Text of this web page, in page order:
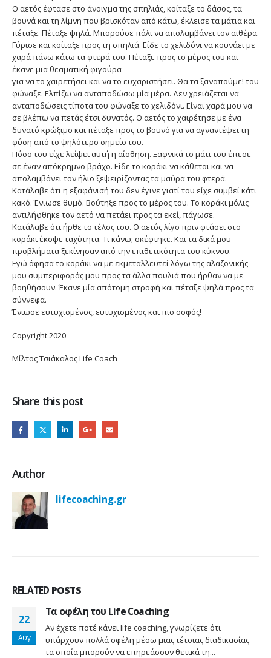
Ο αετός έφτασε στο άνοιγμα της σπηλιάς, κοίταξε το δάσος, τα
βουνά και τη λίμνη που βρισκόταν από κάτω, έκλεισε τα μάτια και
πέταξε. Πέταξε ψηλά. Μπορούσε πάλι να απολαμβάνει τον αιθέρα.
Γύρισε και κοίταξε προς τη σπηλιά. Είδε το χελιδόνι να κουνάει με
χαρά πάνω κάτω τα φτερά του. Πέταξε προς το μέρος του και
έκανε μια θεαματική φιγούρα
για να το χαιρετήσει και να το ευχαριστήσει. Θα τα ξαναπούμε! του
φώναξε. Ελπίζω να ανταποδώσω μία μέρα. Δεν χρειάζεται να
ανταποδώσεις τίποτα του φώναξε το χελιδόνι. Είναι χαρά μου να
σε βλέπω να πετάς έτσι δυνατός. Ο αετός το χαιρέτησε με ένα
δυνατό κρώξιμο και πέταξε προς το βουνό για να αγναντέψει τη
φύση από το ψηλότερο σημείο του.
Πόσο του είχε λείψει αυτή η αίσθηση. Ξαφνικά το μάτι του έπεσε
σε έναν απόκρημνο βράχο. Είδε το κοράκι να κάθεται και να
απολαμβάνει τον ήλιο ξεψειρίζοντας τα μαύρα του φτερά.
Κατάλαβε ότι η εξαφάνισή του δεν έγινε γιατί του είχε συμβεί κάτι
κακό. Ένιωσε θυμό. Βούτηξε προς το μέρος του. Το κοράκι μόλις
αντιλήφθηκε τον αετό να πετάει προς τα εκεί, πάγωσε.
Κατάλαβε ότι ήρθε το τέλος του. Ο αετός λίγο πριν φτάσει στο
κοράκι έκοψε ταχύτητα. Τι κάνω; σκέφτηκε. Και τα δικά μου
προβλήματα ξεκίνησαν από την επιθετικότητα του κύκνου.
Εγώ άφησα το κοράκι να με εκμεταλλευτεί λόγω της αλαζονικής
μου συμπεριφοράς μου προς τα άλλα πουλιά που ήρθαν να με
βοηθήσουν. Έκανε μία απότομη στροφή και πέταξε ψηλά προς τα
σύννεφα.
Ένιωσε ευτυχισμένος, ευτυχισμένος και πιο σοφός!
Copyright 2020
Μίλτος Τσιάκαλος Life Coach
Share this post
Author
lifecoaching.gr
RELATED POSTS
22
Αυγ
Τα οφέλη του Life Coaching
Αν έχετε ποτέ κάνει life coaching, γνωρίζετε ότι
υπάρχουν πολλά οφέλη μέσω μιας τέτοιας διαδικασίας
τα οποία μπορούν να επηρεάσουν θετικά τη...